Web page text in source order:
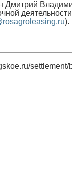
Дмитрий
).